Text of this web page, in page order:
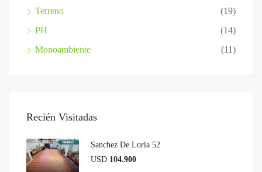
Terreno
(19)
PH
(14)
Monoambiente
(11)
Recién Visitadas
Sanchez De Loria 52
USD 104.900